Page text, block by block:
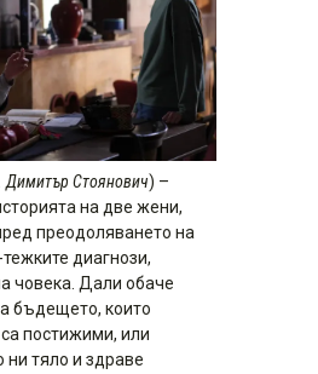
Димитър Стоянович) –
на две жени,
преодоляването на
диагнози,
човека. Дали обаче
бъдещето, които
постижими, или
ни тяло и здраве